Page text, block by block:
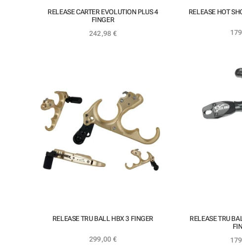
242,98 €
RELEASE CARTER EVOLUTION PLUS 4
FINGER
RELEASE HOT
299,00 €
RELEASE TRU BALL HBX 3 FINGER
RELEASE TRU